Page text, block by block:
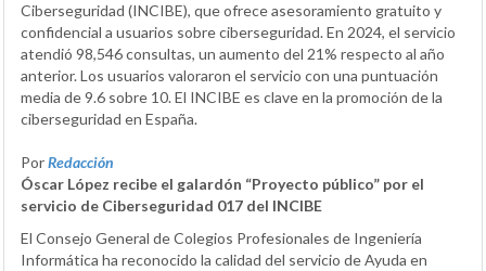
Ciberseguridad (INCIBE), que ofrece asesoramiento gratuito y
confidencial a usuarios sobre ciberseguridad. En 2024, el servicio
atendió 98,546 consultas, un aumento del 21% respecto al año
anterior. Los usuarios valoraron el servicio con una puntuación
media de 9.6 sobre 10. El INCIBE es clave en la promoción de la
ciberseguridad en España.
PorRedacción
Óscar López recibe el galardón “Proyecto público” por el
servicio de Ciberseguridad 017 del INCIBE
El Consejo General de Colegios Profesionales de Ingeniería
Informática ha reconocido la calidad del servicio de Ayuda en